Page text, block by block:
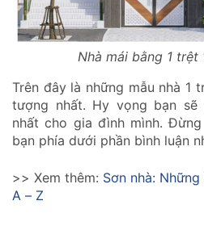
Nhà mái bằng 1 trệt
Trên đây là những mẫu nhà 1
tượng nhất. Hy vọng bạn
nhất cho gia đình mình.
bạn phía dưới phần bình luận
>> Xem thêm: Sơn nhà:
A – Z